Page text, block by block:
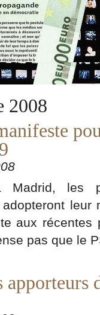
2008
Madrid, les
leur
aux récentes
pas que le